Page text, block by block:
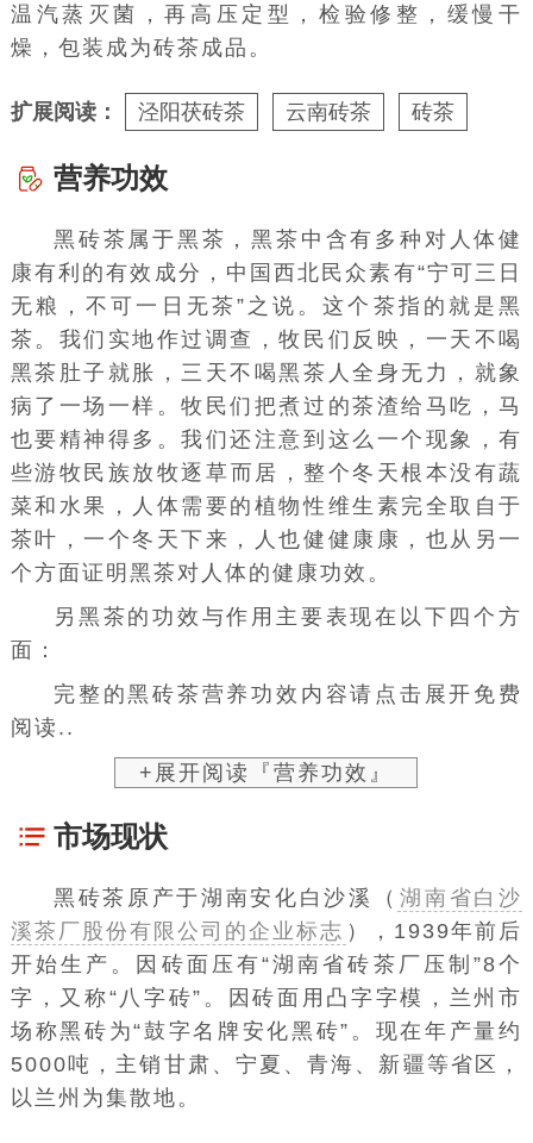
温 汽蒸 灭菌，再高压定型，检验修整，缓慢干
燥，包装成为砖茶成品。
扩展阅读： 泾阳茯砖茶 云南砖茶 砖茶
营养功效
黑砖茶属于黑茶 ，黑茶中含有多种对 人体健
康有利的有效成分 ，中国西北民众素有“宁可三日
无粮，不可一日无茶”之说。这个茶指的就是黑
茶。我们实地作过调查，牧民们反映，一天不喝
黑茶肚子就胀，三天不喝黑茶人全身无力，就象
病了一场一样。牧民们把煮过的茶渣给马吃，马
也要精神得多。我们还注意到这么一个现象，有
些游牧民族放牧逐草而居，整个冬天根本没有蔬
菜和水果，人体需要的植物性维生素完全取自于
茶叶，一个冬天下来，人也健健康康，也从另一
个方面证明黑茶对人体的健康功效。
另黑茶的功效与作用主要表现在以下四个方
面：
完整的黑砖茶营养功效内容请点击展开免费
阅读..
+展开阅读『营养功效』
市场现状
黑砖茶 原产于湖南安化 白沙溪（ 湖南省白沙
溪茶厂股份有限公司的企业标志 ），1939年前后
开始生产。因砖面压有“湖南省砖茶厂压制”8个
字，又称“八字砖”。因砖面用凸字字模 ， 兰州市
场称黑砖为“鼓字名牌安化黑砖”。现在年产量约
5000吨，主销甘肃、 宁夏 、青海、新疆等省区，
以兰州为集散地。